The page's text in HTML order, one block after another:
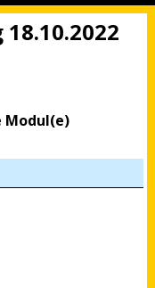
Modul(e)